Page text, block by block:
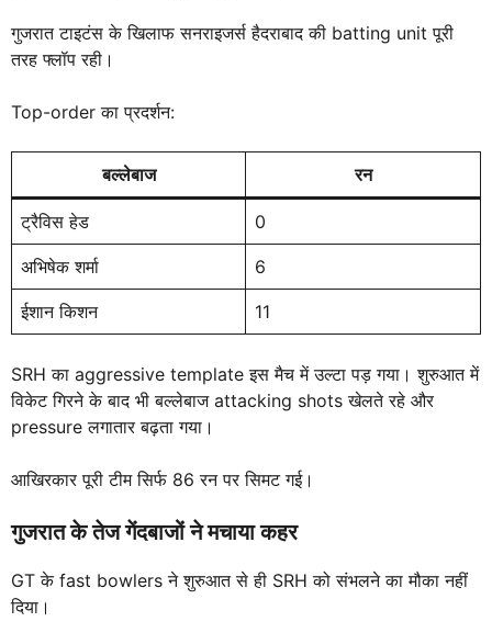
गुजरात टाइटंस के खिलाफ सनराइजर्स हैदराबाद की batting unit पूरी
तरह फ्लॉप रही।
Top-order का प्रदर्शन:
बल्लेबाज रन
ट्रैविस हेड 0
अभिषेक शर्मा 6
ईशान किशन 11
SRH का aggressive template इस मैच में उल्टा पड़ गया। शुरुआत में
विकेट गिरने के बाद भी बल्लेबाज attacking shots खेलते रहे और
pressure लगातार बढ़ता गया।
आखिरकार पूरी टीम सिर्फ 86 रन पर सिमट गई।
गुजरात के तेज गेंदबाजों ने मचाया कहर
GT के fast bowlers ने शुरुआत से ही SRH को संभलने का मौका नहीं
दिया।